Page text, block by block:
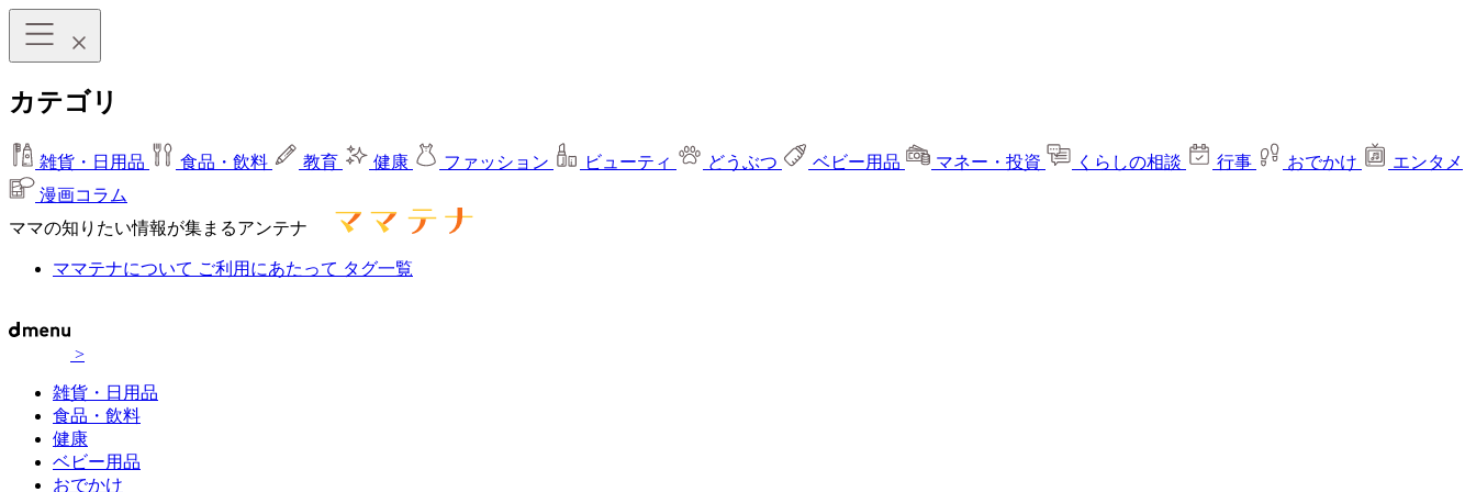
カテゴリ
雑貨・日用品 食品・飲料 教育 健康 ファッション ビューティ どうぶつ ベビー用品 マネー・投資 くらしの相談 行事 おでかけ
エンタメ
漫画コラム
ママの知りたい情報が集まるアンテナ
ママテナについて ご利用にあたって タグ一覧
>
雑貨・日用品
食品・飲料
健康
ベビー用品
おでかけ